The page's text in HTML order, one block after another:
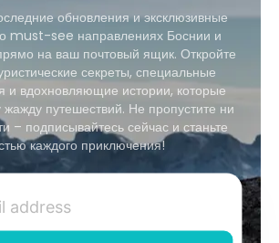
обновления и эксклюзивные
must-see направлениях Боснии и
на ваш почтовый ящик. Откройте
секреты, специальные
и вдохновляющие истории, которые
жажду путешествий. Не пропустите ни
– подписывайтесь сейчас и станьте
каждого приключения!